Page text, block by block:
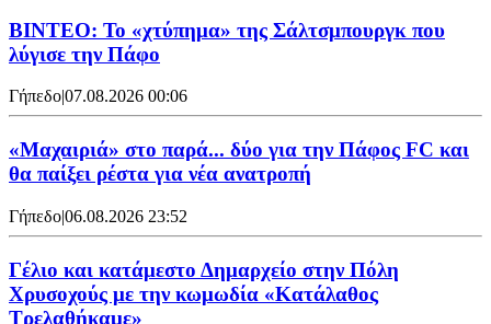
ΒΙΝΤΕΟ: Το «χτύπημα» της Σάλτσμπουργκ που
λύγισε την Πάφο
Γήπεδο|07.08.2026 00:06
«Μαχαιριά» στο παρά... δύο για την Πάφος FC και
θα παίξει ρέστα για νέα ανατροπή
Γήπεδο|06.08.2026 23:52
Γέλιο και κατάμεστο Δημαρχείο στην Πόλη
Χρυσοχούς με την κωμωδία «Κατάλαθος
Τρελαθήκαμε»